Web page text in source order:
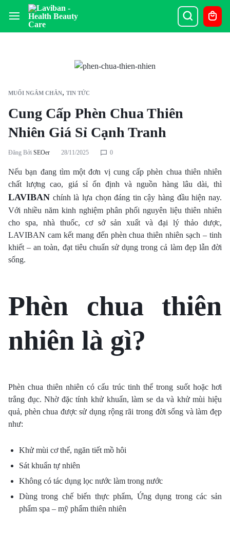
MUỐI NGÂM CHÂN, TIN TỨC
Cung Cấp Phèn Chua Thiên
Nhiên Giá Sỉ Cạnh Tranh
Đăng Bởi SEOer 28/11/2025 0
Nếu bạn đang tìm một đơn vị cung cấp phèn chua thiên nhiên
chất lượng cao, giá sỉ ổn định và nguồn hàng lâu dài, thì
LAVIBAN chính là lựa chọn đáng tin cậy hàng đầu hiện nay.
Với nhiều năm kinh nghiệm phân phối nguyên liệu thiên nhiên
cho spa, nhà thuốc, cơ sở sản xuất và đại lý thảo dược,
LAVIBAN cam kết mang đến phèn chua thiên nhiên sạch – tinh
khiết – an toàn, đạt tiêu chuẩn sử dụng trong cả làm đẹp lẫn đời
sống.
Phèn chua thiên
nhiên là gì?
Phèn chua thiên nhiên có cấu trúc tinh thể trong suốt hoặc hơi
trắng đục. Nhờ đặc tính khử khuẩn, làm se da và khử mùi hiệu
quả, phèn chua được sử dụng rộng rãi trong đời sống và làm đẹp
như:
Khử mùi cơ thể, ngăn tiết mồ hôi
Sát khuẩn tự nhiên
Không có tác dụng lọc nước làm trong nước
Dùng trong chế biến thực phẩm, Ứng dụng trong các sản
phẩm spa – mỹ phẩm thiên nhiên